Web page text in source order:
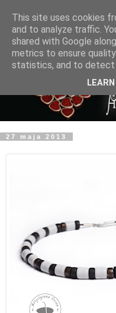
27 maja 2013
This site uses cookies
and to analyze traffic.
shared with Google
metrics to ensure
statistics, and to detect